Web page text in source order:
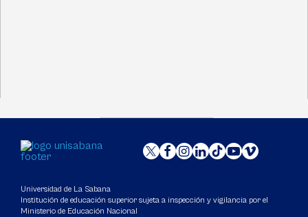
Universidad de La Sabana
Institución de educación superior sujeta a inspección y vigilancia por el
Ministerio de Educación Nacional